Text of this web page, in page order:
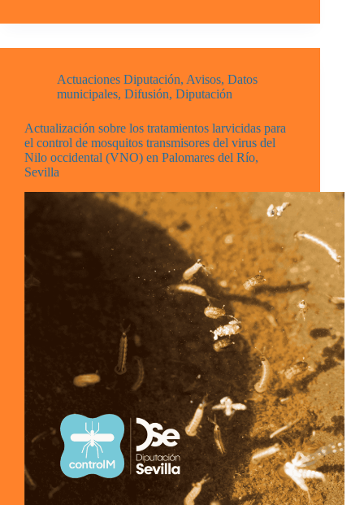
Actuaciones Diputación, Avisos, Datos
municipales, Difusión, Diputación
Actualización sobre los tratamientos larvicidas para
el control de mosquitos transmisores del virus del
Nilo occidental (VNO) en Palomares del Río,
Sevilla